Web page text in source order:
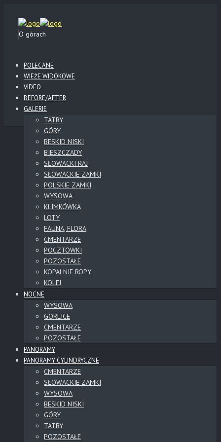
O górach
POLECANE
WIEŻE WIDOKOWE
VIDEO
BEFORE/AFTER
GALERIE
TATRY
GÓRY
BESKID NISKI
BIESZCZADY
SŁOWACKI RAJ
SŁOWACKIE ZAMKI
POLSKIE ZAMKI
WYSOWA
KLIMKÓWKA
LOTY
FAUNA, FLORA
CMENTARZE
POCZTÓWKI
POZOSTAŁE
KOPALNIE ROPY
KOLEJ
NOCNE
WYSOWA
GORLICE
CMENTARZE
POZOSTAŁE
PANORAMY
PANORAMY CYLINDRYCZNE
CMENTARZE
SŁOWACKIE ZAMKI
WYSOWA
BESKID NISKI
GÓRY
TATRY
POZOSTAŁE